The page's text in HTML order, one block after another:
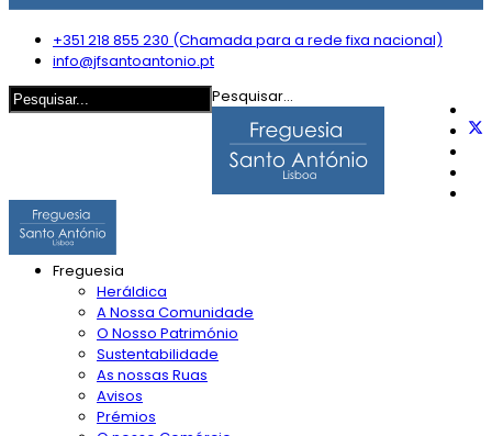
+351 218 855 230 (Chamada para a rede fixa nacional)
info@jfsantoantonio.pt
Pesquisar...
Freguesia
Heráldica
A Nossa Comunidade
O Nosso Património
Sustentabilidade
As nossas Ruas
Avisos
Prémios